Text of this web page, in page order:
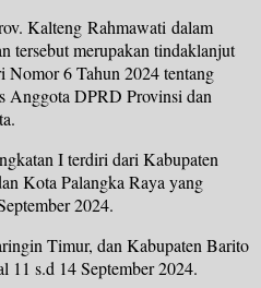
Kalteng Rahmawati dalam
tersebut merupakan tindaklanjut
Nomor 6 Tahun 2024 tentang
Anggota DPRD Provinsi dan
I terdiri dari Kabupaten
Kota Palangka Raya yang
2024.
Timur, dan Kabupaten Barito
11 s.d 14 September 2024.